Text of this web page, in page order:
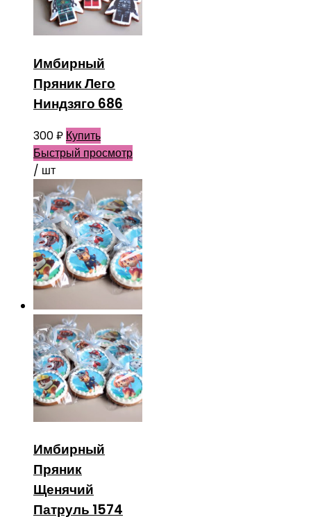
Имбирный
Пряник Лего
Ниндзяго 686
300₽ Купить
Быстрый просмотр
/ шт
Имбирный
Пряник
Щенячий
Патруль 1574